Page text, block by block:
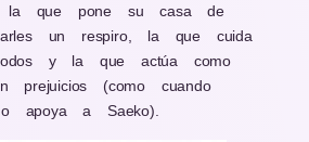
la que pone su casa de
un respiro, la que cuida
y la que actúa como
prejuicios (como cuando
apoya a Saeko).